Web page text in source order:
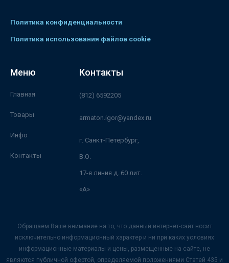
Политика конфиденциальности
Политика использования файлов cookie
Меню
Главная
Товары
Инфо
Контакты
Контакты
(812) 6592205
armaton.igor@yandex.ru
г. Санкт-Петербург,
В.О.
17-я линия д. 60 лит.
«А»
Обращаем Ваше внимание на то, что данный интернет-сайт носит
исключительно информационный характер и ни при каких условиях
информационные материалы и цены, размещенные на сайте, не
являются публичной офертой, определяемой положениями Статей 435 и